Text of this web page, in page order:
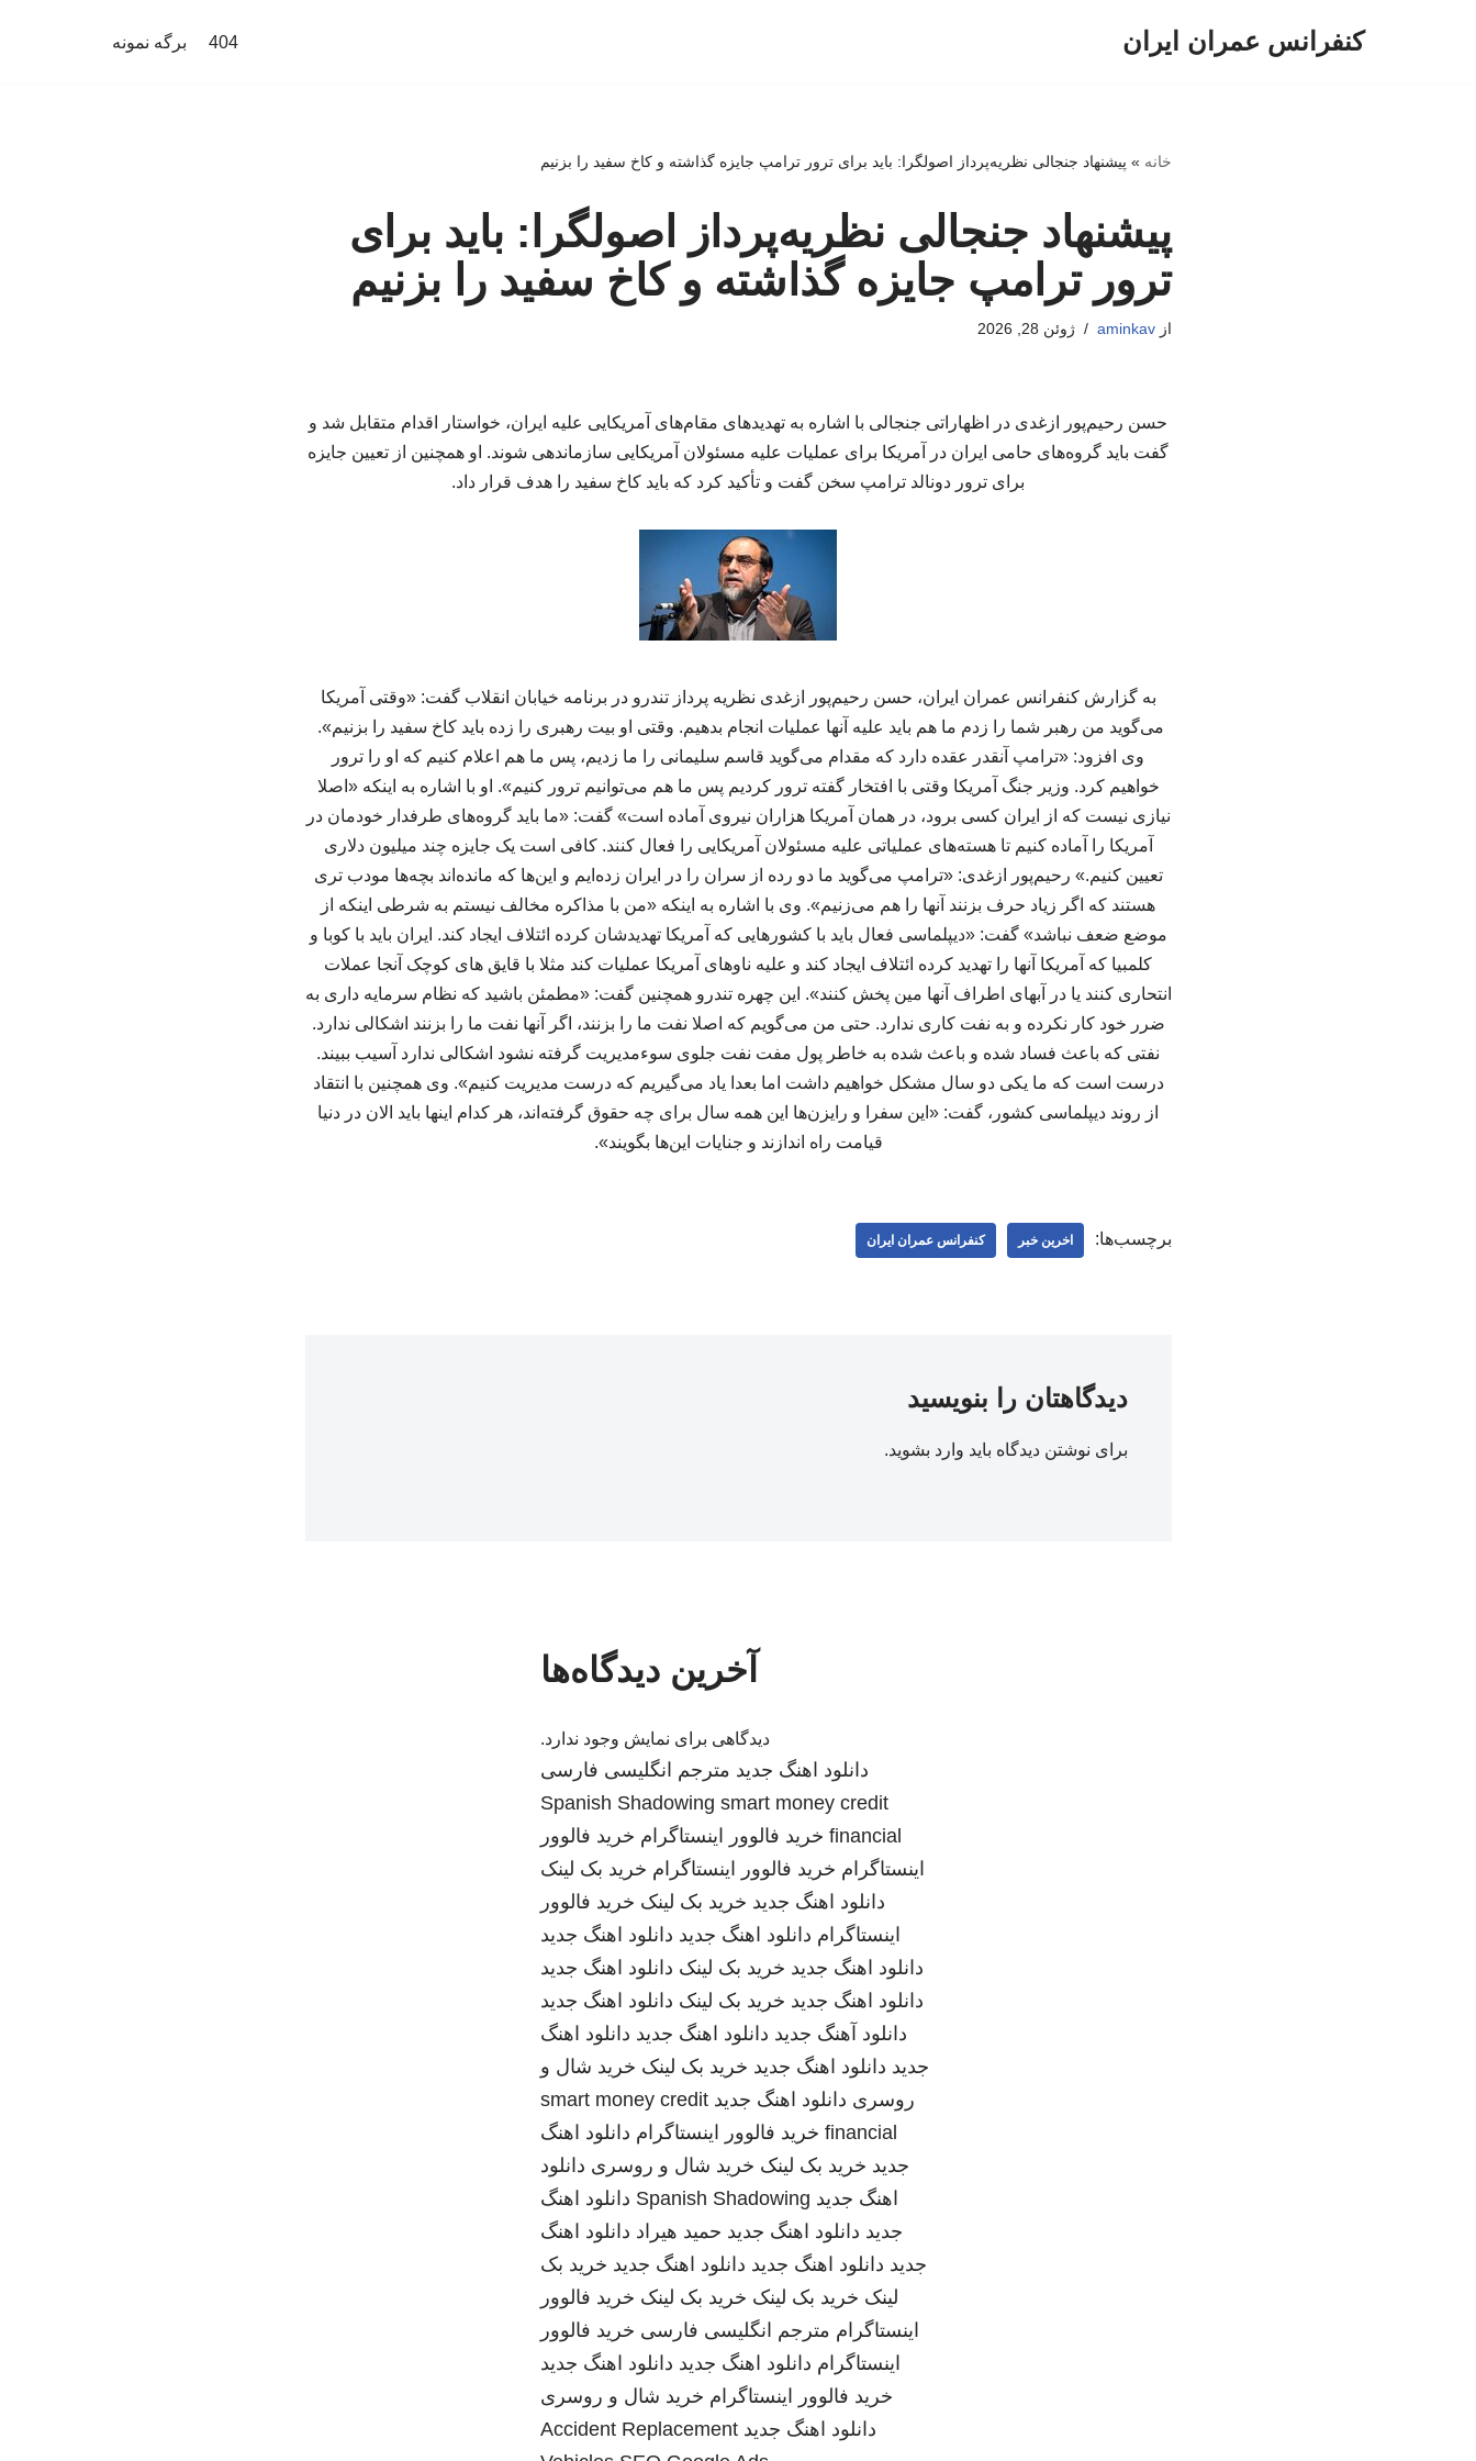
کنفرانس عمران ایران 404 برگه نمونه
خانه » پیشنهاد جنجالی نظریه‌پرداز اصولگرا: باید برای ترور ترامپ جایزه گذاشته و کاخ سفید را بزنیم
پیشنهاد جنجالی نظریه‌پرداز اصولگرا: باید برای
ترور ترامپ جایزه گذاشته و کاخ سفید را بزنیم
ازaminkav ژوئن 28, 2026
حسن رحیم‌پور ازغدی در اظهاراتی جنجالی با اشاره به تهدیدهای مقام‌های آمریکایی علیه ایران، خواستار اقدام متقابل شد و
گفت باید گروه‌های حامی ایران در آمریکا برای عملیات علیه مسئولان آمریکایی سازماندهی شوند. او همچنین از تعیین جایزه
برای ترور دونالد ترامپ سخن گفت و تأکید کرد که باید کاخ سفید را هدف قرار داد.
به گزارش کنفرانس عمران ایران، حسن رحیم‌پور ازغدی نظریه پرداز تندرو در برنامه خیابان انقلاب گفت: «وقتی آمریکا
می‌گوید من رهبر شما را زدم ما هم باید علیه آنها عملیات انجام بدهیم. وقتی او بیت رهبری را زده باید کاخ سفید را بزنیم».
وی افزود: «ترامپ آنقدر عقده دارد که مقدام می‌گوید قاسم سلیمانی را ما زدیم، پس ما هم اعلام کنیم که او را ترور
خواهیم کرد. وزیر جنگ آمریکا وقتی با افتخار گفته ترور کردیم پس ما هم می‌توانیم ترور کنیم». او با اشاره به اینکه «اصلا
نیازی نیست که از ایران کسی برود، در همان آمریکا هزاران نیروی آماده است» گفت: «ما باید گروه‌های طرفدار خودمان در
آمریکا را آماده کنیم تا هسته‌های عملیاتی علیه مسئولان آمریکایی را فعال کنند. کافی است یک جایزه چند میلیون دلاری
تعیین کنیم.» رحیم‌پور ازغدی: «ترامپ می‌گوید ما دو رده از سران را در ایران زده‌ایم و این‌ها که مانده‌اند بچه‌ها مودب تری
هستند که اگر زیاد حرف بزنند آنها را هم می‌زنیم». وی با اشاره به اینکه «من با مذاکره مخالف نیستم به شرطی اینکه از
موضع ضعف نباشد» گفت: «دیپلماسی فعال باید با کشورهایی که آمریکا تهدیدشان کرده ائتلاف ایجاد کند. ایران باید با کوبا و
کلمبیا که آمریکا آنها را تهدید کرده ائتلاف ایجاد کند و علیه ناوهای آمریکا عملیات کند مثلا با قایق های کوچک آنجا عملات
انتحاری کنند یا در آبهای اطراف آنها مین پخش کنند». این چهره تندرو همچنین گفت: «مطمئن باشید که نظام سرمایه داری به
ضرر خود کار نکرده و به نفت کاری ندارد. حتی من می‌گویم که اصلا نفت ما را بزنند، اگر آنها نفت ما را بزنند اشکالی ندارد.
نفتی که باعث فساد شده و باعث شده به خاطر پول مفت نفت جلوی سوءمدیریت گرفته نشود اشکالی ندارد آسیب ببیند.
درست است که ما یکی دو سال مشکل خواهیم داشت اما بعدا یاد می‌گیریم که درست مدیریت کنیم». وی همچنین با انتقاد
از روند دیپلماسی کشور، گفت: «این سفرا و رایزن‌ها این همه سال برای چه حقوق گرفته‌اند، هر کدام اینها باید الان در دنیا
قیامت راه اندازند و جنایات این‌ها بگویند».
برچسب‌ها: اخرین خبر کنفرانس عمران ایران
دیدگاهتان را بنویسید
برای نوشتن دیدگاه باید وارد بشوید.
آخرین دیدگاه‌ها
دیدگاهی برای نمایش وجود ندارد.
دانلود اهنگ جدید مترجم انگلیسی فارسی
Spanish Shadowing smart money credit
financial خرید فالوور اینستاگرام خرید فالوور
اینستاگرام خرید فالوور اینستاگرام خرید بک لینک
دانلود اهنگ جدید خرید بک لینک خرید فالوور
اینستاگرام دانلود اهنگ جدید دانلود اهنگ جدید
دانلود اهنگ جدید خرید بک لینک دانلود اهنگ جدید
دانلود اهنگ جدید خرید بک لینک دانلود اهنگ جدید
دانلود آهنگ جدید دانلود اهنگ جدید دانلود اهنگ
جدید دانلود اهنگ جدید خرید بک لینک خرید شال و
روسری دانلود اهنگ جدید smart money credit
financial خرید فالوور اینستاگرام دانلود اهنگ
جدید خرید بک لینک خرید شال و روسری دانلود
اهنگ جدید Spanish Shadowing دانلود اهنگ
جدید دانلود اهنگ جدید حمید هیراد دانلود اهنگ
جدید دانلود اهنگ جدید دانلود اهنگ جدید خرید بک
لینک خرید بک لینک خرید بک لینک خرید فالوور
اینستاگرام مترجم انگلیسی فارسی خرید فالوور
اینستاگرام دانلود اهنگ جدید دانلود اهنگ جدید
خرید فالوور اینستاگرام خرید شال و روسری
دانلود اهنگ جدید Accident Replacement